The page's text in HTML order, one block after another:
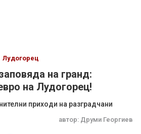
Лудогорец
на гранд:
на Лудогорец!
приходи на разградчани
автор: Друми Георгиев